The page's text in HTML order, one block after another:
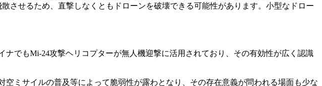
させるため、直撃しなくともドローンを破壊できる可能性があります。小型なドロー
でもMi-24攻撃ヘリコプターが無人機迎撃に活用されており、その有効性が広く認識
ミサイルの普及等によって脆弱性が露わとなり、その存在意義が問われる場面も少な